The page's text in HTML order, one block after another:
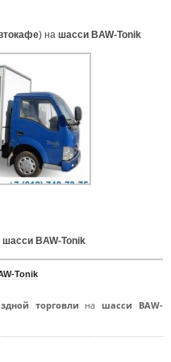
) на шасси BAW-Tonik
шасси BAW-Tonik
Tonik
торговли на шасси BAW-